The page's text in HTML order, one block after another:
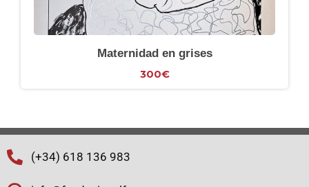
Maternidad en grises
300€
(+34) 618 136 983